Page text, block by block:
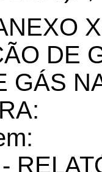
DE
GÁS